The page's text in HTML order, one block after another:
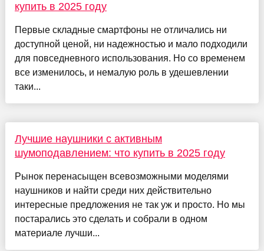
купить в 2025 году
Первые складные смартфоны не отличались ни
доступной ценой, ни надежностью и мало подходили
для повседневного использования. Но со временем
все изменилось, и немалую роль в удешевлении
таки...
Лучшие наушники с активным
шумоподавлением: что купить в 2025 году
Рынок перенасыщен всевозможными моделями
наушников и найти среди них действительно
интересные предложения не так уж и просто. Но мы
постарались это сделать и собрали в одном
материале лучши...